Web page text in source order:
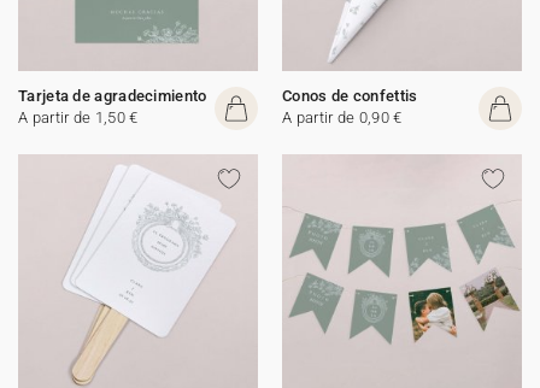
Tarjeta de agradecimiento
A partir de 1,50 €
Conos de confettis
A partir de 0,90 €